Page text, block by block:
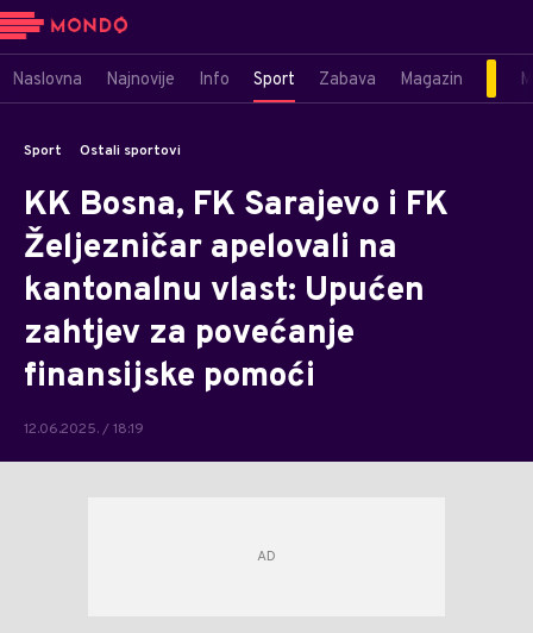
Naslovna Najnovije Info Sport Zabava Magazin
Sport Ostali sportovi
KK Bosna, FK Sarajevo i FK
Željezničar apelovali na
kantonalnu vlast: Upućen
zahtjev za povećanje
finansijske pomoći
12.06.2025. / 18:19